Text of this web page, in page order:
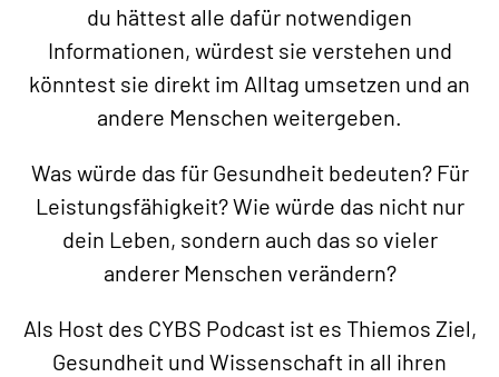
du hättest alle dafür notwendigen
Informationen, würdest sie verstehen und
könntest sie direkt im Alltag umsetzen und an
andere Menschen weitergeben.
Was würde das für Gesundheit bedeuten? Für
Leistungsfähigkeit? Wie würde das nicht nur
dein Leben, sondern auch das so vieler
anderer Menschen verändern?
Als Host des CYBS Podcast ist es Thiemos Ziel,
Gesundheit und Wissenschaft in all ihren